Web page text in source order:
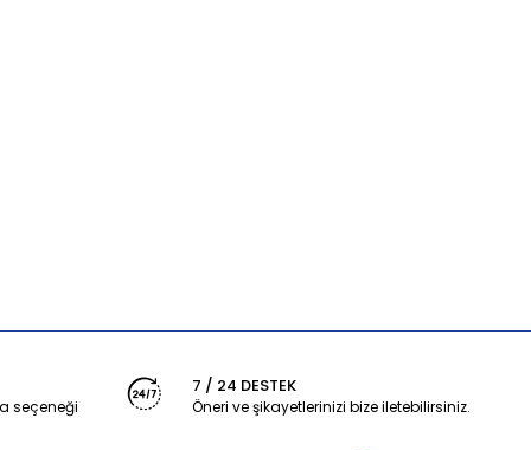
seçeneği
7 / 24 DESTEK
Öneri ve şikayetlerinizi bize iletebilirsiniz.